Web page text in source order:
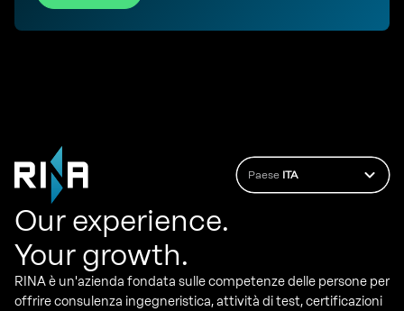
Paese ITA
Our experience.
Your growth.
RINA è un'azienda fondata sulle competenze delle persone per
offrire consulenza ingegneristica, attività di test, certificazioni